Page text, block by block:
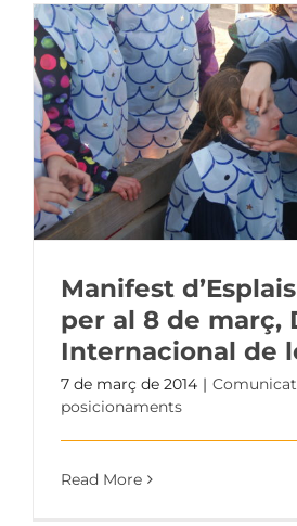
Manifest
per al 8 de març,
Internacional de
7 de març de 2014 |
posicionaments
Read More